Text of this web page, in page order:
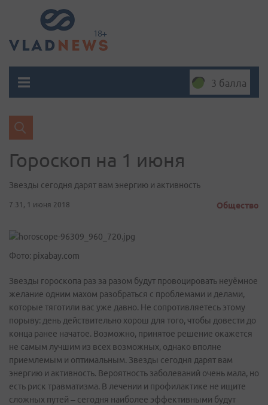
3 балла
Гороскоп на 1 июня
Звезды сегодня дарят вам энергию и активность
7:31, 1 июня 2018 Общество
Фото: pixabay.com
Звезды гороскопа раз за разом будут провоцировать неуёмное
желание одним махом разобраться с проблемами и делами,
которые тяготили вас уже давно. Не сопротивляетесь этому
порыву: день действительно хорош для того, чтобы довести до
конца ранее начатое. Возможно, принятое решение окажется
не самым лучшим из всех возможных, однако вполне
приемлемым и оптимальным. Звезды сегодня дарят вам
энергию и активность. Вероятность заболеваний очень мала, но
есть риск травматизма. В лечении и профилактике не ищите
сложных путей – сегодня наиболее эффективными будут